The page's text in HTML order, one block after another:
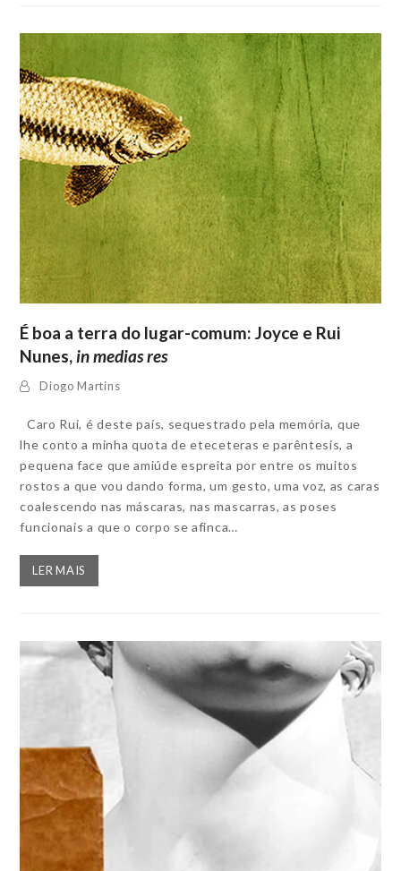
É boa a terra do lugar-comum: Joyce e Rui
Nunes,in medias res
Diogo Martins
Caro Rui, é deste país, sequestrado pela memória, que
lhe conto a minha quota de eteceteras e parêntesis, a
pequena face que amiúde espreita por entre os muitos
rostos a que vou dando forma, um gesto, uma voz, as caras
coalescendo nas máscaras, nas mascarras, as poses
funcionais a que o corpo se afinca…
LER MAIS